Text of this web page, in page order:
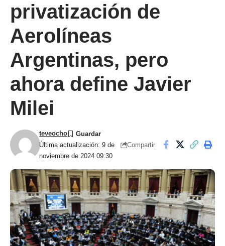
privatización de
Aerolíneas
Argentinas, pero
ahora define Javier
Milei
Última actualización: 9 de
noviembre de 2024 09:30
teveocho
Compartir